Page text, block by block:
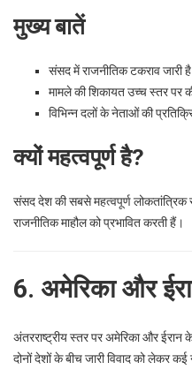
मुख्य बातें
संसद में राजनीतिक टकराव जारी
मामले की शिकायत उच्च स्तर पर
विभिन्न दलों के नेताओं की
क्यों महत्वपूर्ण है?
संसद देश की सबसे महत्वपूर्ण लोकतांत्रिक
राजनीतिक माहौल को प्रभावित करती हैं।
6. अमेरिका और
अंतरराष्ट्रीय स्तर पर अमेरिका और ईरान
दोनों देशों के बीच जारी विवाद को लेकर